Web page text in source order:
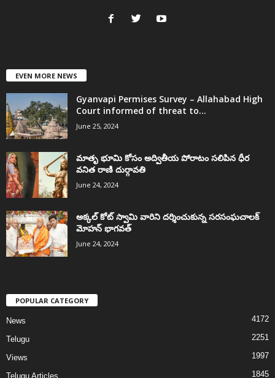
EVEN MORE NEWS
Gyanvapi Permises Survey – Allahabad High
Court informed of threat to...
June 25, 2024
మాతృ భూమి కోసం అద్వితీయ పోరాటం సలిపిన ధీర
వనిత రాణి దుర్గావతి
June 24, 2024
అక్కల్‌ కోట్‌ స్వామి వారిని దర్శించుకున్న సరసంఘచాలక్
మోహన్ భాగవత్
June 24, 2024
POPULAR CATEGORY
News 4172
Telugu 2251
Views 1997
Telugu Articles 1845